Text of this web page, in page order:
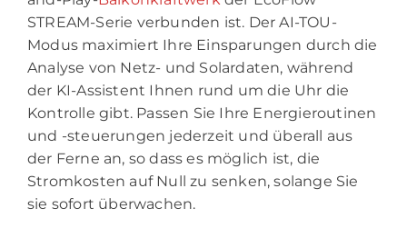
STREAM-Serie verbunden ist. Der AI-TOU-
Modus maximiert Ihre Einsparungen durch die
Analyse von Netz- und Solardaten, während
der KI-Assistent Ihnen rund um die Uhr die
Kontrolle gibt. Passen Sie Ihre Energieroutinen
und -steuerungen jederzeit und überall aus
der Ferne an, so dass es möglich ist, die
Stromkosten auf Null zu senken, solange Sie
sie sofort überwachen.